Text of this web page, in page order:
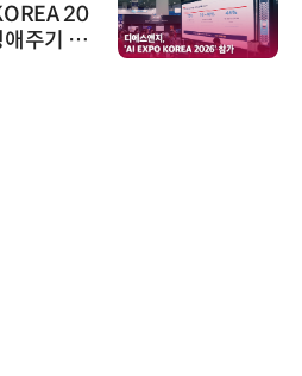
“특허분석도 AI와
'AX' 시대 본격화,
AI IP데이터분석사